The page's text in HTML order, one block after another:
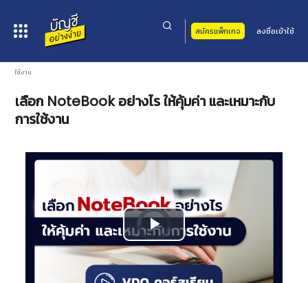
สมัครแพ็กเกจ ลงชื่อเข้าใช้
ใช้งาน
เลือก NoteBook อย่างไร ให้คุ้มค่า และเหมาะกับ
การใช้งาน
Video
Player
is
loading.
Play
Video